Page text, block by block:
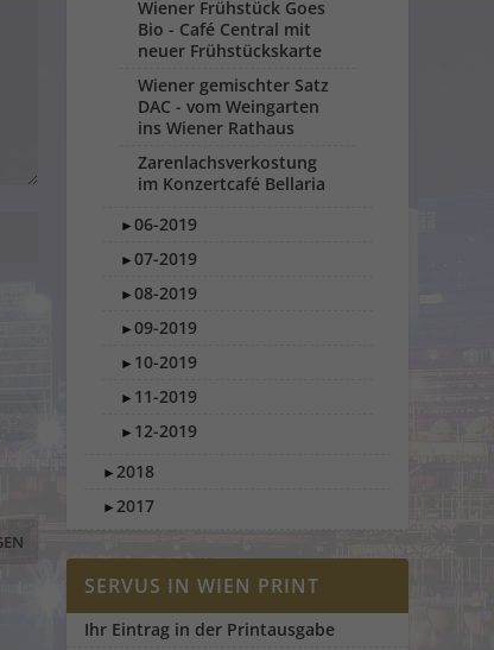
Wiener Frühstück Goes
Bio - Café Central mit
neuer Frühstückskarte
Wiener gemischter Satz
DAC - vom Weingarten
ins Wiener Rathaus
Zarenlachsverkostung
im Konzertcafé Bellaria
►06-2019
►07-2019
►08-2019
►09-2019
► 10-2019
► 11-2019
► 12-2019
►2018
►2017
SERVUS IN WIEN PRINT
Ihr Eintrag in der Printausgabe